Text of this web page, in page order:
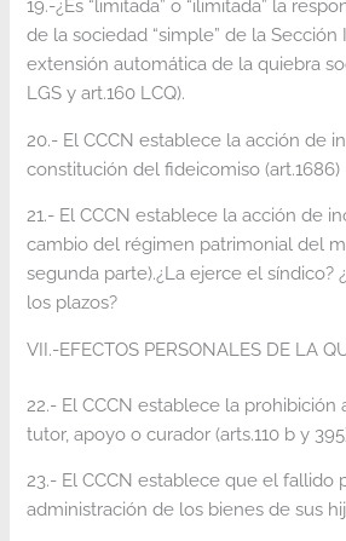
19.-¿Es “limitada” o “ilimitada” la
de la sociedad “simple” de la Sección
extensión automática de la quiebra
LGS y art.160 LCQ).
20.- El CCCN establece la acción de
constitución del fideicomiso (art.1686)
21.- El CCCN establece la acción de
cambio del régimen patrimonial del
segunda parte).¿La ejerce el síndico?
los plazos?
VII.-EFECTOS PERSONALES DE LA
22.- El CCCN establece la prohibición
tutor, apoyo o curador (arts.110 b y
23.- El CCCN establece que el fallido
administración de los bienes de sus